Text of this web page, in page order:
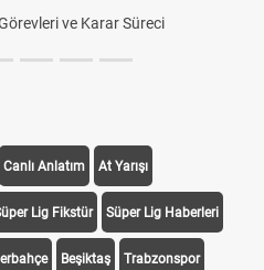
Görevleri ve Karar Süreci
Canlı Anlatım At Yarışı
Lig Fikstür Süper Lig Haberleri
Beşiktaş Trabzonspor